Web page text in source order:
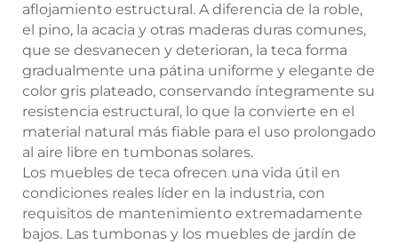
aflojamiento estructural. A diferencia de la roble,
el pino, la acacia y otras maderas duras comunes,
que se desvanecen y deterioran, la teca forma
gradualmente una pátina uniforme y elegante de
color gris plateado, conservando íntegramente su
resistencia estructural, lo que la convierte en el
material natural más fiable para el uso prolongado
al aire libre en tumbonas solares.
Los muebles de teca ofrecen una vida útil en
condiciones reales líder en la industria, con
requisitos de mantenimiento extremadamente
bajos. Las tumbonas y los muebles de jardín de